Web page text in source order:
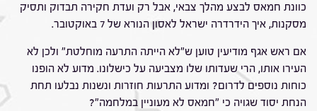
כוונת חמאס לבצע מהלך צבאי, אבל רק ועדת חקירה תבדוק ותסיק
מסקנות, איך הידרדרה ישראל לאסון הנורא של 7 באוקטובר.
אם ראש אגף מודיעין טוען ש"לא הייתה התרעה מוחלטת" ולכן לא
העירו אותו, הרי שעדותו שלו מצביעה על כישלונו. מדוע לא הופנו
כוחות נוספים לדרום? ומדוע התרעות חוזרות ונשנות נבלעו תחת
הנחת יסוד שגויה כי "חמאס לא מעוניין במלחמה"?